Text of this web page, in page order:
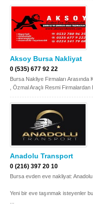
MÜŞTERİ TALEPLERİ
DEFTER
NAKLİYECİ İLANLARI
Aksoy Bursa Nakliyat
0 (535) 677 92 22
Bursa Nakliye Firmaları Arasında
, Özmal Araçlı Resmi
Anadolu Transport
0 (216) 397 20 10
Bursa evden eve nakliyat:
Yeni bir eve taşınmak isteyenler